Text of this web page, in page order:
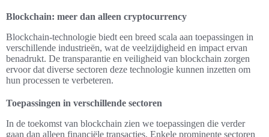
Blockchain: meer dan alleen cryptocurrency
Blockchain-technologie biedt een breed scala aan toepassingen in
verschillende industrieën, wat de veelzijdigheid en impact ervan
benadrukt. De transparantie en veiligheid van blockchain zorgen
ervoor dat diverse sectoren deze technologie kunnen inzetten om
hun processen te verbeteren.
Toepassingen in verschillende sectoren
In de toekomst van blockchain zien we toepassingen die verder
gaan dan alleen financiële transacties. Enkele prominente sectoren